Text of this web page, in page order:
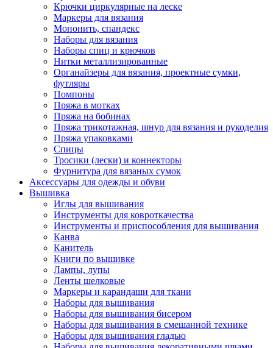
Крючки циркулярные на леске
Маркеры для вязания
Мононить, спандекс
Наборы для вязания
Наборы спиц и крючков
Нитки металлизированные
Органайзеры для вязания, проектные сумки,
футляры
Помпоны
Пряжа в мотках
Пряжа на бобинах
Пряжа трикотажная, шнур для вязания и рукоделия
Пряжа упаковками
Спицы
Тросики (лески) и коннекторы
Фурнитура для вязаных сумок
Аксессуары для одежды и обуви
Вышивка
Иглы для вышивания
Инструменты для ковроткачества
Инструменты и приспособления для вышивания
Канва
Канитель
Книги по вышивке
Лампы, лупы
Ленты шелковые
Маркеры и карандаши для ткани
Наборы для вышивания
Наборы для вышивания бисером
Наборы для вышивания в смешанной технике
Наборы для вышивания гладью